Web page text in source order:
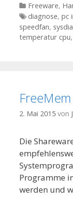
Kategorien
Freeware,
Tags
diagnose, pc
speedfan,
temperatur cpu,
2. Mai 2015 von
Die
Programme
werden und